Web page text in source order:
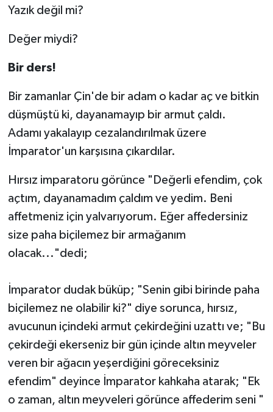
Yazık değil mi?
Değer miydi?
Bir ders!
Bir zamanlar Çin'de bir adam o kadar aç ve bitkin
düşmüştü ki, dayanamayıp bir armut çaldı.
Adamı yakalayıp cezalandırılmak üzere
İmparator'un karşısına çıkardılar.
Hırsız imparatoru görünce "Değerli efendim, çok
açtım, dayanamadım çaldım ve yedim. Beni
affetmeniz için yalvarıyorum. Eğer affedersiniz
size paha biçilemez bir armağanım
olacak..."dedi;
İmparator dudak büküp; "Senin gibi birinde paha
biçilemez ne olabilir ki?" diye sorunca, hırsız,
avucunun içindeki armut çekirdeğini uzattı ve; "Bu
çekirdeği ekerseniz bir gün içinde altın meyveler
veren bir ağacın yeşerdiğini göreceksiniz
efendim" deyince İmparator kahkaha atarak; "Ek
o zaman, altın meyveleri görünce affederim seni "